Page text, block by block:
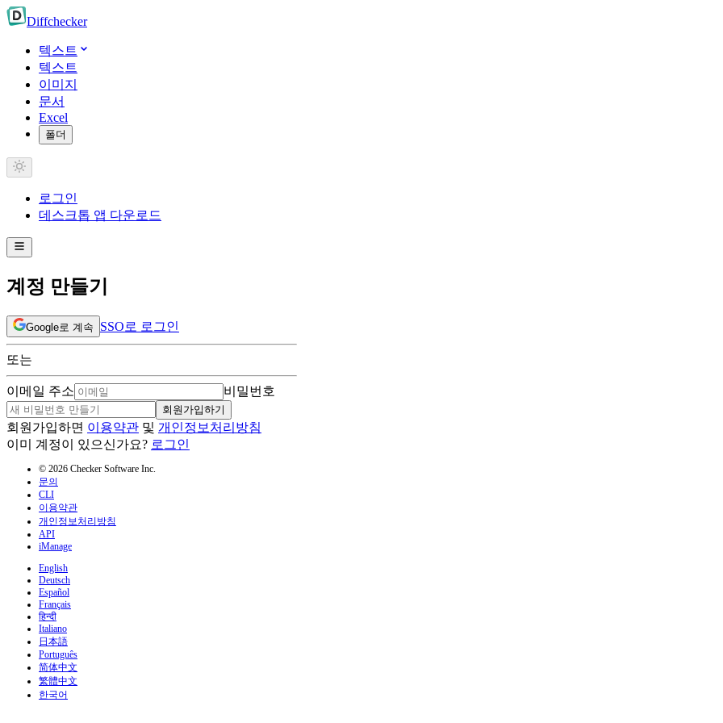
Diffchecker
텍스트
텍스트
이미지
문서
Excel
폴더
로그인
데스크톱 앱 다운로드
계정 만들기
Google로 계속 SSO로 로그인
또는
이메일 주소 비밀번호
회원가입하기
회원가입하면 이용약관 및 개인정보처리방침
이미 계정이 있으신가요? 로그인
© 2026 Checker Software Inc.
문의
CLI
이용약관
개인정보처리방침
API
iManage
English
Deutsch
Español
Français
हिन्दी
Italiano
日本語
Português
简体中文
繁體中文
한국어